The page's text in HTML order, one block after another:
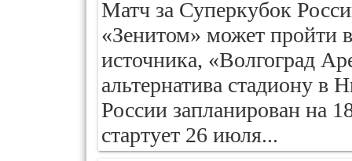
Матч за Суперкубок
«Зенитом» может пройти
источника, «Волгоград
альтернатива стадиону
России запланирован на
стартует 26 июля...